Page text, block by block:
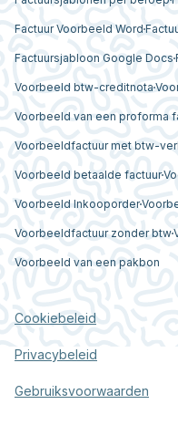
Factuur Voorbeeld Word
Factuursjabloon Google Docs
Voorbeeld btw-creditnota
Voorbeeld van een proforma
Voorbeeldfactuur met btw-
Voorbeeld betaalde factuur
Voorbeeld Inkooporder
Voorbeeldfactuur zonder btw
Voorbeeld van een pakbon
Cookiebeleid
Privacybeleid
Gebruiksvoorwaarden